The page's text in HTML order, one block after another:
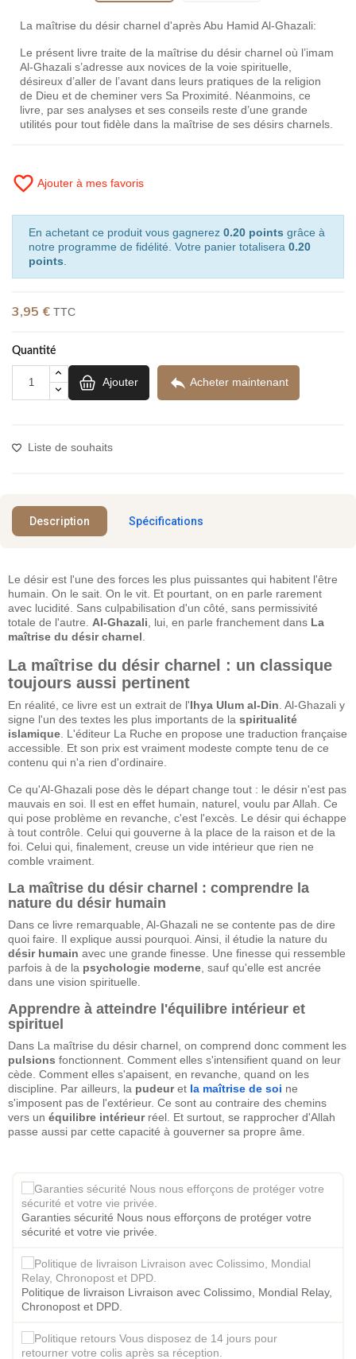
La maîtrise du désir charnel d'après Abu Hamid Al-Ghazali:
Le présent livre traite de la maîtrise du désir charnel où l’imam
Al-Ghazali s’adresse aux novices de la voie spirituelle,
désireux d’aller de l’avant dans leurs pratiques de la religion
de Dieu et de cheminer vers Sa Proximité. Néanmoins, ce
livre, par ses analyses et ses conseils reste d’une grande
utilités pour tout fidèle dans la maîtrise de ses désirs charnels.
favorite_border Ajouter à mes favoris
En achetant ce produit vous gagnerez 0.20 points grâce à
notre programme de fidélité. Votre panier totalisera 0.20
points
3,95 € TTC
Quantité
Ajouter  Acheter maintenant
Liste de souhaits
Description Spécifications
Le désir est l'une des forces les plus puissantes qui habitent l'être
humain. On le sait. On le vit. Et pourtant, on en parle rarement
avec lucidité. Sans culpabilisation d'un côté, sans permissivité
totale de l'autre. Al-Ghazali , lui, en parle franchement dans La
maîtrise du désir charnel
La maîtrise du désir charnel : un classique
toujours aussi pertinent
En réalité, ce livre est un extrait de l'Ihya Ulum al-Din . Al-Ghazali y
signe l'un des textes les plus importants de la spiritualité
islamique . L'éditeur La Ruche en propose une traduction française
accessible. Et son prix est vraiment modeste compte tenu de ce
contenu qui n'a rien d'ordinaire.
Ce qu'Al-Ghazali pose dès le départ change tout : le désir n'est pas
mauvais en soi. Il est en effet humain, naturel, voulu par Allah. Ce
qui pose problème en revanche, c'est l'excès. Le désir qui échappe
à tout contrôle. Celui qui gouverne à la place de la raison et de la
foi. Celui qui, finalement, creuse un vide intérieur que rien ne
comble vraiment.
La maîtrise du désir charnel : comprendre la
nature du désir humain
Dans ce livre remarquable, Al-Ghazali ne se contente pas de dire
quoi faire. Il explique aussi pourquoi. Ainsi, il étudie la nature du
désir humain avec une grande finesse. Une finesse qui ressemble
parfois à de la psychologie moderne , sauf qu'elle est ancrée
dans une vision spirituelle.
Apprendre à atteindre l'équilibre intérieur et
spirituel
Dans La maîtrise du désir charnel, on comprend donc comment les
pulsions fonctionnent. Comment elles s'intensifient quand on leur
cède. Comment elles s'apaisent, en revanche, quand on les
discipline. Par ailleurs, la pudeuret la maîtrise de soi ne
s'imposent pas de l'extérieur. Ce sont au contraire des chemins
vers un équilibre intérieurréel. Et surtout, se rapprocher d'Allah
passe aussi par cette capacité à gouverner sa propre âme.
Garanties sécurité Nous nous efforçons de protéger votre
sécurité et votre vie privée.
Politique de livraison Livraison avec Colissimo, Mondial Relay,
Chronopost et DPD.